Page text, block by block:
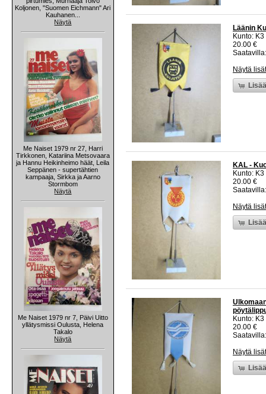
Koljonen, "Suomen Eichmann" Ari
Kauhanen...
Näytä
Me Naiset 1979 nr 27, Harri
Tirkkonen, Katariina Metsovaara
ja Hannu Heikinheimo häät, Leila
Seppänen - supertähtien
kampaaja, Sirkka ja Aarno
Stormbom
Näytä
Me Naiset 1979 nr 7, Päivi Uitto
yllätysmissi Oulusta, Helena
Takalo
Näytä
Läänin
Kunto:
20.00 €
Näytä
KAL -
Kunto:
20.00 €
Näytä
Kunto:
20.00 €
Näytä